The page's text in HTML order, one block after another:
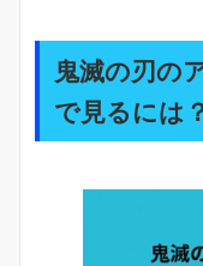
鬼滅の刃の
で見るには